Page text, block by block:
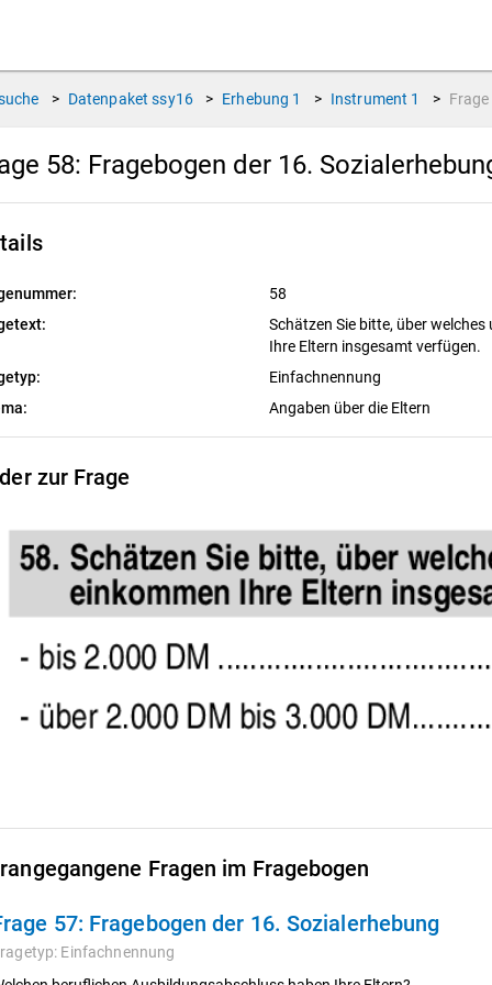
> Datenpaket ssy16 > Erhebung 1 > Instrument 1 > Frage
58: Fragebogen der 16.
58
Schätzen Sie bitte, über
Ihre Eltern insgesamt verfügen.
Einfachnennung
Angaben über die Eltern
zur Frage
Fragen im Fragebogen
57: Fragebogen der 16. Sozialerhebung
Einfachnennung